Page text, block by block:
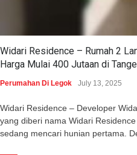
Widari Residence – Rumah 2
Harga Mulai 400 Jutaan di
Perumahan Di Legok July 13, 2025
Widari Residence – Developer
yang diberi nama Widari
sedang mencari hunian pertama.